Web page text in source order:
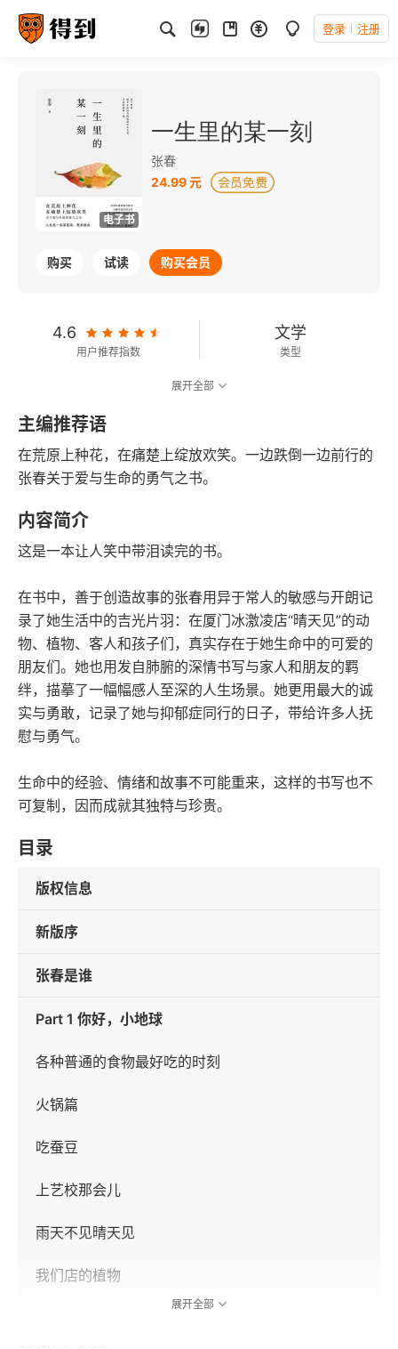
登录 注册
电子书
一生里的某一刻
张春
24.99 元
购买 试读 购买会员
4.6
用户推荐指数
文学
类型
180千字
字数
2020-11-01
发行日期
展开全部
主编推荐语
在荒原上种花，在痛楚上绽放欢笑。一边跌倒一边前行的
张春关于爱与生命的勇气之书。
内容简介
这是一本让人笑中带泪读完的书。
在书中，善于创造故事的张春用异于常人的敏感与开朗记
录了她生活中的吉光片羽：在厦门冰激凌店“晴天见”的动
物、植物、客人和孩子们，真实存在于她生命中的可爱的
朋友们。她也用发自肺腑的深情书写与家人和朋友的羁
绊，描摹了一幅幅感人至深的人生场景。她更用最大的诚
实与勇敢，记录了她与抑郁症同行的日子，带给许多人抚
慰与勇气。
生命中的经验、情绪和故事不可能重来，这样的书写也不
可复制，因而成就其独特与珍贵。
目录
版权信息
新版序
张春是谁
Part 1 你好，小地球
各种普通的食物最好吃的时刻
火锅篇
吃蚕豆
上艺校那会儿
雨天不见晴天见
我们店的植物
展开全部